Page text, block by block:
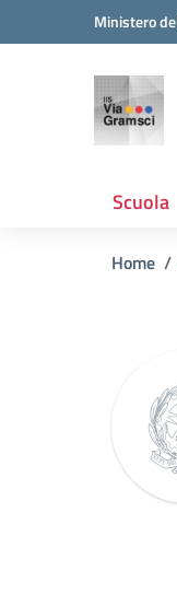
Vai ai contenuti
Vai al menu diMinistero
Scuola
Home